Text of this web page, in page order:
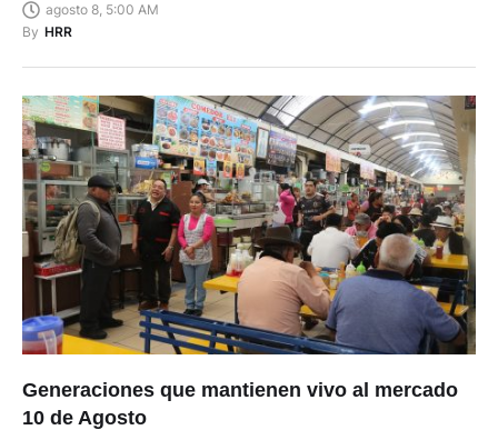
agosto 8, 5:00 AM
By HRR
Generaciones que mantienen vivo al mercado
10 de Agosto